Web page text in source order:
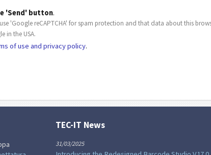
'Send' button.
'Google reCAPTCHA' for spam protection and that data about this
in the USA.
of use and privacy policy.
TEC-IT News
31/03/2025